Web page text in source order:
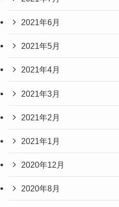
2021年6月
2021年5月
2021年4月
2021年3月
2021年2月
2021年1月
2020年12月
2020年8月